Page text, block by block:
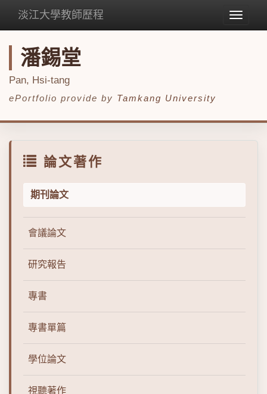
Toggle
淡江大學教師歷程
潘錫堂
Pan, Hsi-tang
ePortfolio provide by Tamkang University
論文著作
期刊論文
會議論文
研究報告
專書
專書單篇
學位論文
視聽著作